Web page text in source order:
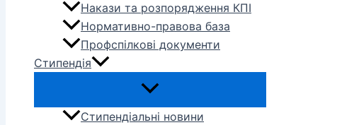
Накази та розпорядження КПІ
Нормативно-правова база
Профспілкові документи
Стипендія
Стипендіальні новини